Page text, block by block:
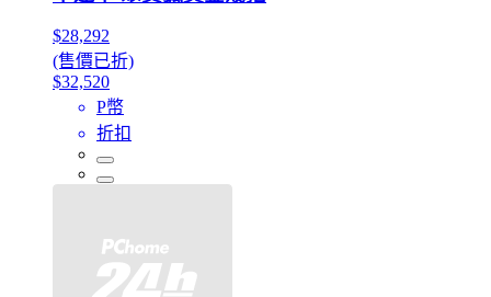
$28,292
(售價已折)
$32,520
P幣
折扣